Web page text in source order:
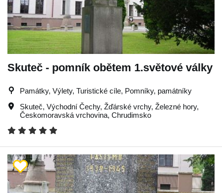
Skuteč - pomník obětem 1.světové války
Památky, Výlety, Turistické cíle, Pomníky, památníky
Skuteč, Východní Čechy, Žďárské vrchy, Železné hory,
Českomoravská vrchovina, Chrudimsko